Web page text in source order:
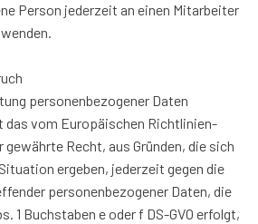
Person jederzeit an einen Mitarbeiter
personenbezogener Daten
das vom Europäischen Richtlinien-
gewährte Recht, aus Gründen, die sich
ergeben, jederzeit gegen die
personenbezogener Daten, die
1 Buchstaben e oder f DS-GVO erfolgt,